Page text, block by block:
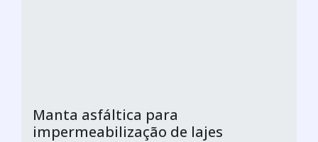
Manta asfáltica para
impermeabilização de lajes